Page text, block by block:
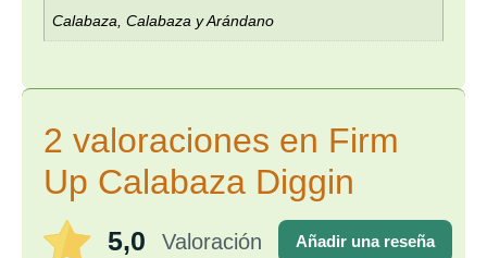
Calabaza, Calabaza y Arándano
2 valoraciones en Firm
Up Calabaza Diggin
5,0 Valoración Añadir una reseña